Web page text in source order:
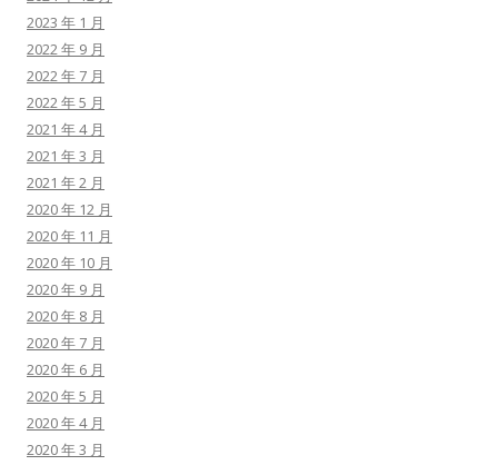
2023 年 1 月
2022 年 9 月
2022 年 7 月
2022 年 5 月
2021 年 4 月
2021 年 3 月
2021 年 2 月
2020 年 12 月
2020 年 11 月
2020 年 10 月
2020 年 9 月
2020 年 8 月
2020 年 7 月
2020 年 6 月
2020 年 5 月
2020 年 4 月
2020 年 3 月